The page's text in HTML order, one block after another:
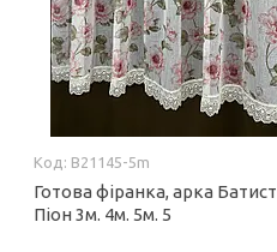
B21145-5m
Готова фіранка, арка Батист
Піон 3м. 4м. 5м. 5